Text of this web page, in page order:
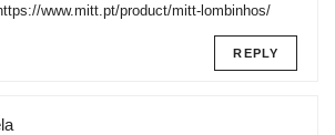
www.mitt.pt/product/mitt-lombinhos/
REPLY